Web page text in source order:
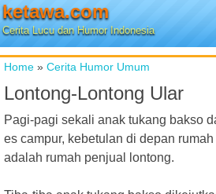
ketawa.com
Cerita Lucu dan Humor Indonesia
Home » Cerita Humor Umum
Lontong-Lontong Ular
Pagi-pagi sekali anak tukang bakso
es campur, kebetulan di depan
adalah rumah penjual lontong.